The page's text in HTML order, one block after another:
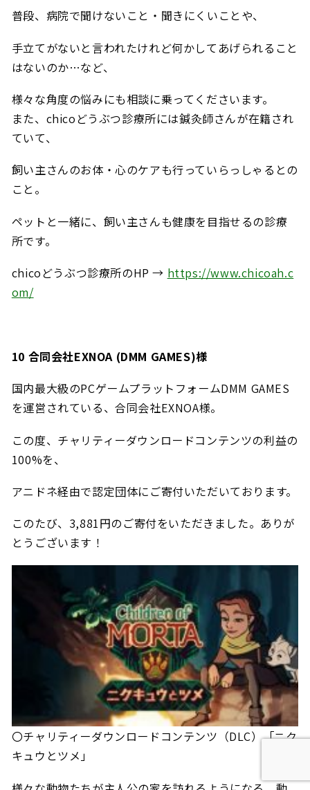
普段、病院で聞けないこと・聞きにくいことや、
手立てがないと言われたけれど何かしてあげられること
はないのか…など、
様々な角度の悩みにも相談に乗ってくださいます。
また、chicoどうぶつ診療所には鍼灸師さんが在籍され
ていて、
飼い主さんのお体・心のケアも行っていらっしゃるとの
こと。
ペットと一緒に、飼い主さんも健康を目指せるの診療
所です。
chicoどうぶつ診療所のHP → https://www.chicoah.c
om/
10 合同会社EXNOA (DMM GAMES)様
国内最大級のPCゲームプラットフォームDMM GAMES
を運営されている、合同会社EXNOA様。
この度、チャリティーダウンロードコンテンツの利益の
100%を、
アニドネ経由で認定団体にご寄付いただいております。
このたび、3,881円のご寄付をいただきました。ありが
とうございます！
〇チャリティーダウンロードコンテンツ（DLC）「ニク
キュウとツメ」